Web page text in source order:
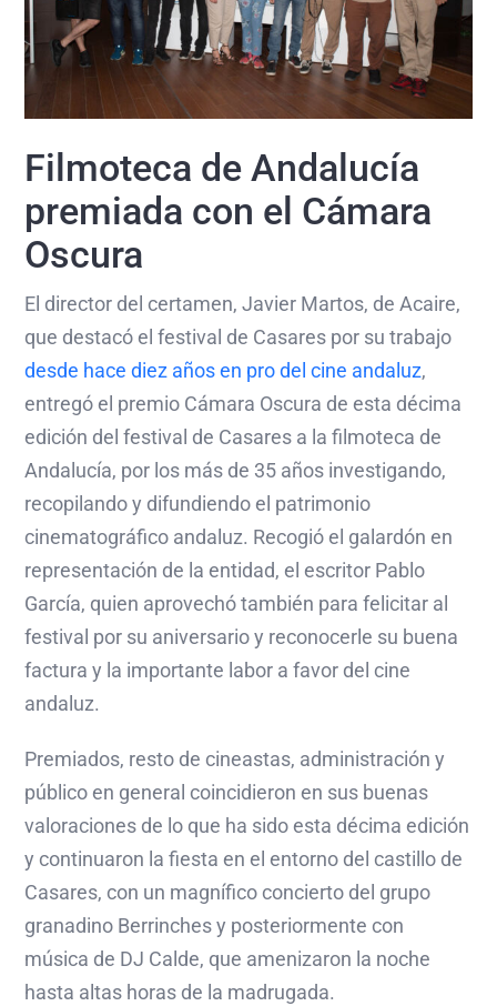
Filmoteca de Andalucía
premiada con el Cámara
Oscura
El director del certamen, Javier Martos, de Acaire,
que destacó el festival de Casares por su trabajo
desde hace diez años en pro del cine andaluz,
entregó el premio Cámara Oscura de esta décima
edición del festival de Casares a la filmoteca de
Andalucía, por los más de 35 años investigando,
recopilando y difundiendo el patrimonio
cinematográfico andaluz. Recogió el galardón en
representación de la entidad, el escritor Pablo
García, quien aprovechó también para felicitar al
festival por su aniversario y reconocerle su buena
factura y la importante labor a favor del cine
andaluz.
Premiados, resto de cineastas, administración y
público en general coincidieron en sus buenas
valoraciones de lo que ha sido esta décima edición
y continuaron la fiesta en el entorno del castillo de
Casares, con un magnífico concierto del grupo
granadino Berrinches y posteriormente con
música de DJ Calde, que amenizaron la noche
hasta altas horas de la madrugada.